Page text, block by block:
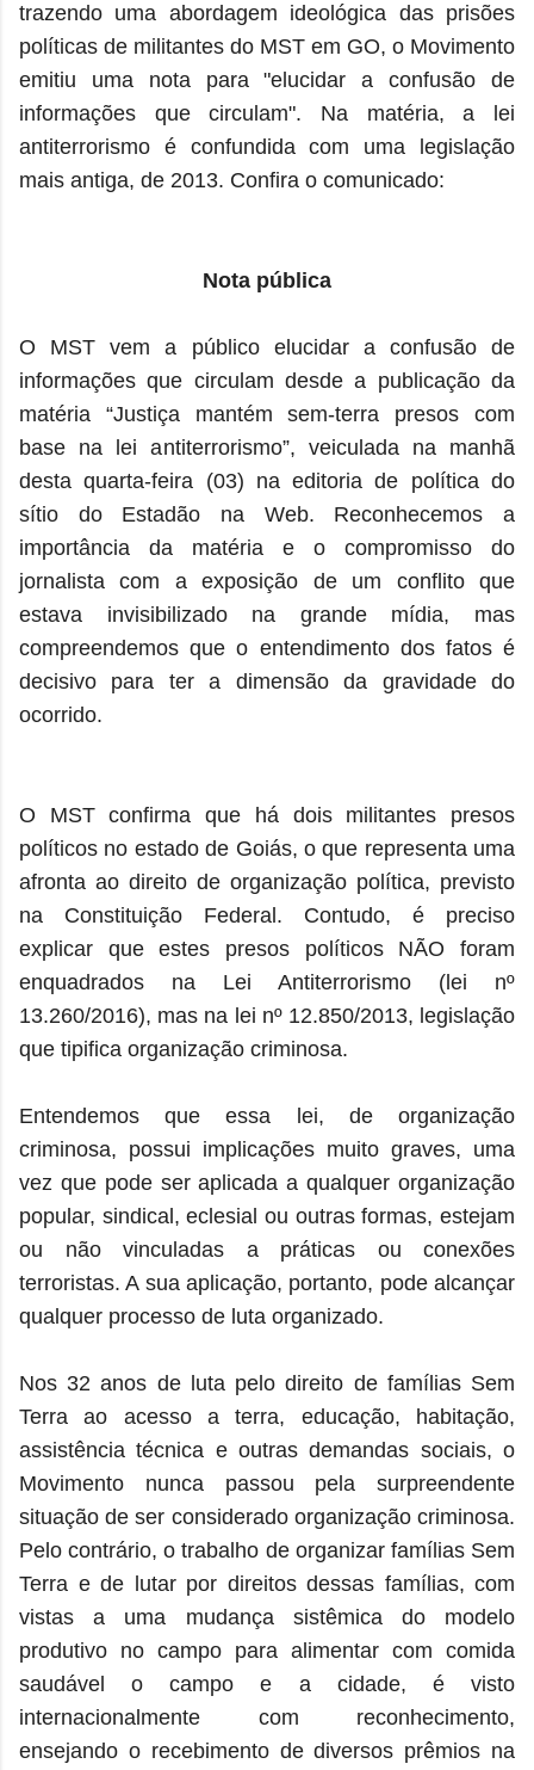
trazendo uma abordagem ideológica das prisões
políticas de militantes do MST em GO, o Movimento
emitiu uma nota para "elucidar a confusão de
informações que circulam". Na matéria, a lei
antiterrorismo é confundida com uma legislação
mais antiga, de 2013. Confira o comunicado:
Nota pública
O MST vem a público elucidar a confusão de
informações que circulam desde a publicação da
matéria “Justiça mantém sem-terra presos com
base na lei antiterrorismo”, veiculada na manhã
desta quarta-feira (03) na editoria de política do
sítio do Estadão na Web. Reconhecemos a
importância da matéria e o compromisso do
jornalista com a exposição de um conflito que
estava invisibilizado na grande mídia, mas
compreendemos que o entendimento dos fatos é
decisivo para ter a dimensão da gravidade do
ocorrido.
O MST confirma que há dois militantes presos
políticos no estado de Goiás, o que representa uma
afronta ao direito de organização política, previsto
na Constituição Federal. Contudo, é preciso
explicar que estes presos políticos NÃO foram
enquadrados na Lei Antiterrorismo (lei nº
13.260/2016), mas na lei nº 12.850/2013, legislação
que tipifica organização criminosa.
Entendemos que essa lei, de organização
criminosa, possui implicações muito graves, uma
vez que pode ser aplicada a qualquer organização
popular, sindical, eclesial ou outras formas, estejam
ou não vinculadas a práticas ou conexões
terroristas. A sua aplicação, portanto, pode alcançar
qualquer processo de luta organizado.
Nos 32 anos de luta pelo direito de famílias Sem
Terra ao acesso a terra, educação, habitação,
assistência técnica e outras demandas sociais, o
Movimento nunca passou pela surpreendente
situação de ser considerado organização criminosa.
Pelo contrário, o trabalho de organizar famílias Sem
Terra e de lutar por direitos dessas famílias, com
vistas a uma mudança sistêmica do modelo
produtivo no campo para alimentar com comida
saudável o campo e a cidade, é visto
internacionalmente com reconhecimento,
ensejando o recebimento de diversos prêmios na